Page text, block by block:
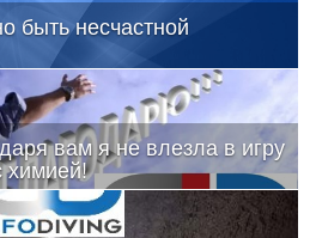
быть несчастной
вам я не влезла в игру
химией!